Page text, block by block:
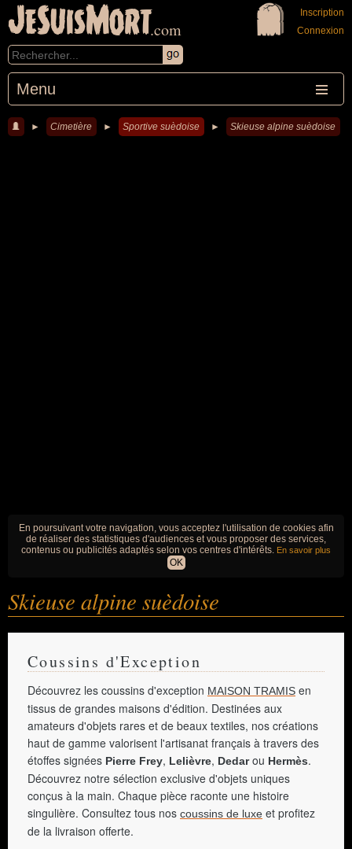
JeSuisMort.com
Menu
Inscription
Connexion
► Cimetière ► Sportive suèdoise ► Skieuse alpine suèdoise
En poursuivant votre navigation, vous acceptez l'utilisation de cookies afin
de réaliser des statistiques d'audiences et vous proposer des services,
contenus ou publicités adaptés selon vos centres d'intérêts. En savoir plus
OK
Skieuse alpine suèdoise
Coussins d'Exception
Découvrez les coussins d'exception MAISON TRAMIS en
tissus de grandes maisons d'édition. Destinées aux
amateurs d'objets rares et de beaux textiles, nos créations
haut de gamme valorisent l'artisanat français à travers des
étoffes signées Pierre Frey, Lelièvre, Dedarou Hermès.
Découvrez notre sélection exclusive d'objets uniques
conçus à la main. Chaque pièce raconte une histoire
singulière. Consultez tous nos coussins de luxe et profitez
de la livraison offerte.